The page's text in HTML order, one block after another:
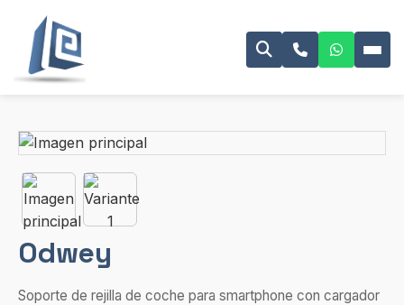
Odwey
Soporte de rejilla de coche para smartphone con cargador